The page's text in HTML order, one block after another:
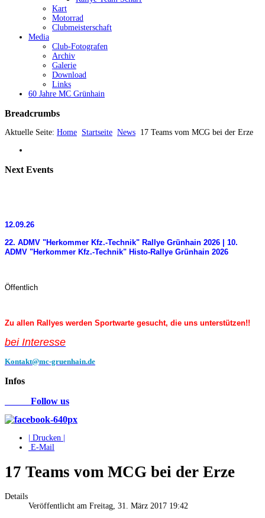
Kart
Motorrad
Clubmeisterschaft
Media
Club-Fotografen
Archiv
Galerie
Download
Links
60 Jahre MC Grünhain
Breadcrumbs
Aktuelle Seite: Home Startseite News 17 Teams vom MCG bei der Erze
Next Events
12.09.26
22. ADMV "Herkommer Kfz.-Technik" Rallye Grünhain 2026 | 10.
ADMV "Herkommer Kfz.-Technik" Histo-Rallye Grünhain 2026
Öffentlich
Zu allen Rallyes werden Sportwarte gesucht, die uns unterstützen!!
bei Interesse
Kontakt@mc-gruenhain.de
Infos
Follow us
| Drucken |
E-Mail
17 Teams vom MCG bei der Erze
Details
Veröffentlicht am Freitag, 31. März 2017 19:42